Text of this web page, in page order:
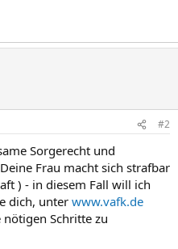
#2
Sorgerecht und
Frau macht sich strafbar
) - in diesem Fall will ich
dich, unter www.vafk.de
Schritte zu